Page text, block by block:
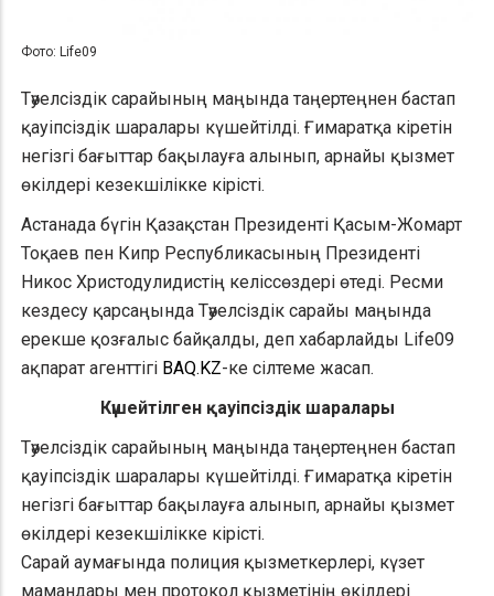
Фото: Life09
Тәуелсіздік сарайының маңында таңертеңнен бастап
қауіпсіздік шаралары күшейтілді. Ғимаратқа кіретін
негізгі бағыттар бақылауға алынып, арнайы қызмет
өкілдері кезекшілікке кірісті.
Астанада бүгін Қазақстан Президенті Қасым-Жомарт
Тоқаев пен Кипр Республикасының Президенті
Никос Христодулидистің келіссөздері өтеді. Ресми
кездесу қарсаңында Тәуелсіздік сарайы маңында
ерекше қозғалыс байқалды, деп хабарлайды Life09
ақпарат агенттігі BAQ.KZ-ке сілтеме жасап.
Күшейтілген қауіпсіздік шаралары
Тәуелсіздік сарайының маңында таңертеңнен бастап
қауіпсіздік шаралары күшейтілді. Ғимаратқа кіретін
негізгі бағыттар бақылауға алынып, арнайы қызмет
өкілдері кезекшілікке кірісті.
Сарай аумағында полиция қызметкерлері, күзет
мамандары мен протокол қызметінің өкілдері